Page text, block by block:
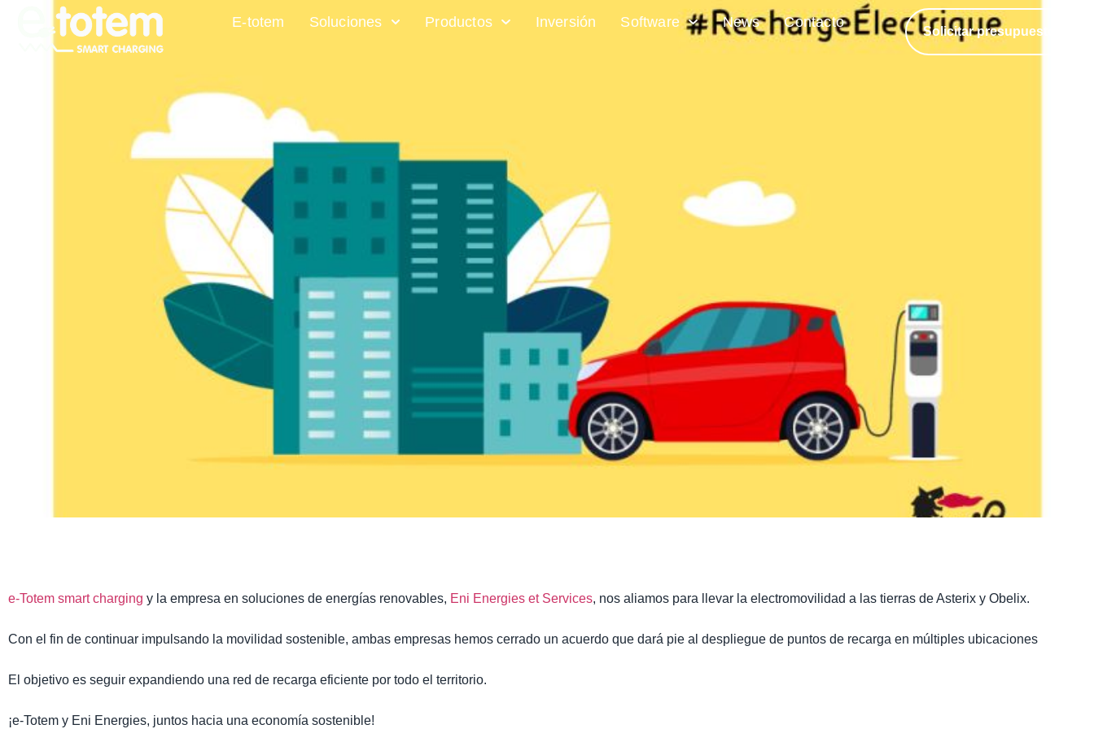
E-totem Soluciones Productos Inversión Software News Contacto
Solicitar presupuesto
¡Formalizamos nuestro
compromiso con la movilidad
eléctrica!
e-Totem smart charging y la empresa en soluciones de energías renovables, Eni Energies et Services, nos aliamos para llevar la electromovilidad a las tierras de Asterix y Obelix.
Con el fin de continuar impulsando la movilidad sostenible, ambas empresas hemos cerrado un acuerdo que dará pie al despliegue de puntos de recarga en múltiples ubicaciones
El objetivo es seguir expandiendo una red de recarga eficiente por todo el territorio.
¡e-Totem y Eni Energies, juntos hacia una economía sostenible!